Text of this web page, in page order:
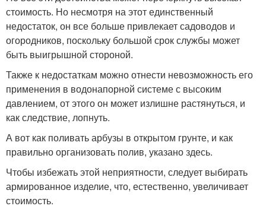
стоимость. Но несмотря на этот единственный
недостаток, он все больше привлекает садоводов и
огородников, поскольку большой срок службы может
быть выигрышной стороной.
Также к недостаткам можно отнести невозможность его
применения в водонапорной системе с высоким
давлением, от этого он может излишне растянуться, и
как следствие, лопнуть.
А вот как поливать арбузы в открытом грунте, и как
правильно организовать полив, указано здесь.
Чтобы избежать этой неприятности, следует выбирать
армированное изделие, что, естественно, увеличивает
стоимость.